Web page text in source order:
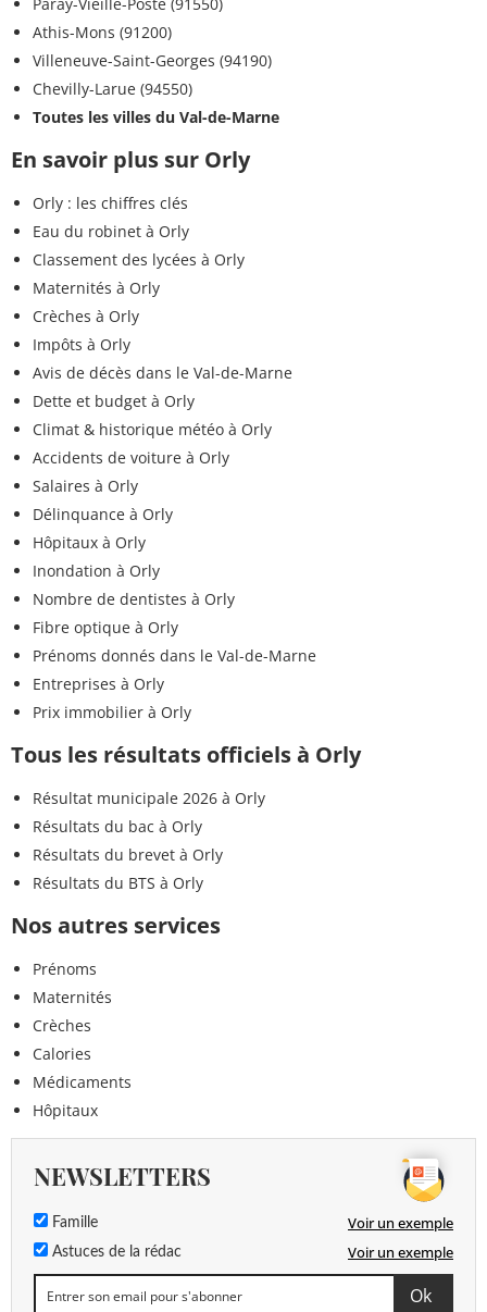
Paray-Vieille-Poste (91550)
Athis-Mons (91200)
Villeneuve-Saint-Georges (94190)
Chevilly-Larue (94550)
Toutes les villes du Val-de-Marne
En savoir plus sur Orly
Orly : les chiffres clés
Eau du robinet à Orly
Classement des lycées à Orly
Maternités à Orly
Crèches à Orly
Impôts à Orly
Avis de décès dans le Val-de-Marne
Dette et budget à Orly
Climat & historique météo à Orly
Accidents de voiture à Orly
Salaires à Orly
Délinquance à Orly
Hôpitaux à Orly
Inondation à Orly
Nombre de dentistes à Orly
Fibre optique à Orly
Prénoms donnés dans le Val-de-Marne
Entreprises à Orly
Prix immobilier à Orly
Tous les résultats officiels à Orly
Résultat municipale 2026 à Orly
Résultats du bac à Orly
Résultats du brevet à Orly
Résultats du BTS à Orly
Nos autres services
Prénoms
Maternités
Crèches
Calories
Médicaments
Hôpitaux
NEWSLETTERS
Famille Voir un exemple
Astuces de la rédac Voir un exemple